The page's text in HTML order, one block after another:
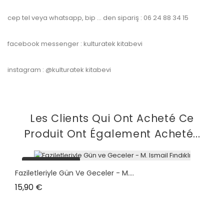
cep tel veya whatsapp, bip … den sipariş : 06 24 88 34 15
facebook messenger : kulturatek kitabevi
instagram : @kulturatek kitabevi
Les Clients Qui Ont Acheté Ce
Produit Ont Également Acheté...
plus en stock
Faziletleriyle Gün Ve Geceler - M....
15,90 €